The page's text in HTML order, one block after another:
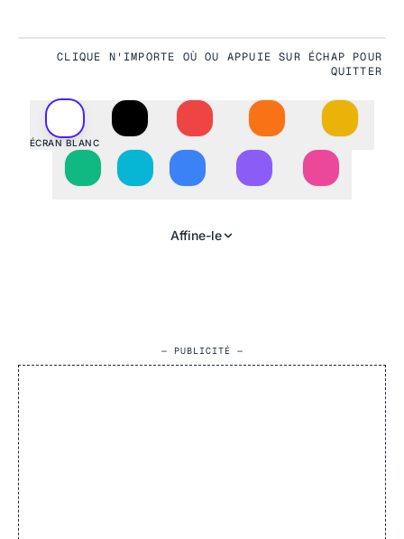
#FFFFFF
CLIQUE N'IMPORTE OÙ OU APPUIE SUR ÉCHAP POUR
QUITTER
ÉCRAN BLANC
Affine-le
— PUBLICITÉ —